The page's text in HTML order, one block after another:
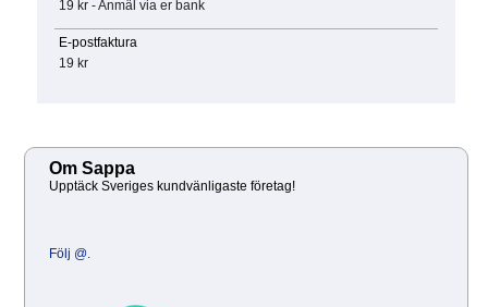
19 kr - Anmäl via er bank
E-postfaktura
19 kr
Om Sappa
Upptäck Sveriges kundvänligaste företag!
Följ @.